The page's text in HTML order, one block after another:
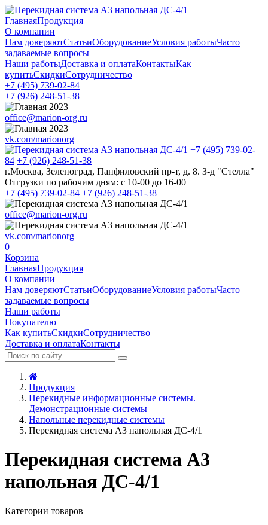
ГлавнаяПродукция
О компании
Нам доверяютСтатьиОборудованиеУсловия работыЧасто
задаваемые вопросы
Наши работыДоставка и оплатаКонтактыКак
купитьСкидкиСотрудничество
+7 (495) 739-02-84
+7 (926) 248-51-38
office@marion-org.ru
vk.com/marionorg
+7 (495) 739-02-
84 +7 (926) 248-51-38
г.Москва, Зеленоград, Панфиловский пр-т, д. 8. З-д "Стелла"
Отгрузки по рабочим дням: с 10-00 до 16-00
+7 (495) 739-02-84 +7 (926) 248-51-38
office@marion-org.ru
vk.com/marionorg
0
Корзина
ГлавнаяПродукция
О компании
Нам доверяютСтатьиОборудованиеУсловия работыЧасто
задаваемые вопросы
Наши работы
Покупателю
Как купитьСкидкиСотрудничество
Доставка и оплатаКонтакты
Продукция
Перекидные информационные системы.
Демонстрационные системы
Напольные перекидные системы
Перекидная система А3 напольная ДС-4/1
Перекидная система А3
напольная ДС-4/1
Категории товаров